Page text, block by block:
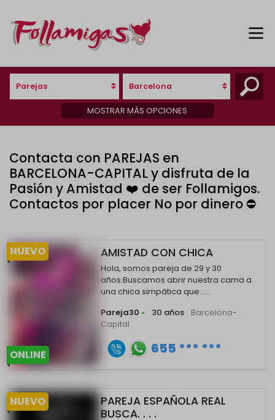
Parejas Barcelona
MOSTRAR MÁS OPCIONES
Contacta con PAREJAS en
BARCELONA-CAPITAL y disfruta de la
Pasión y Amistad ❤️ de ser Follamigos.
Contactos por placer No por dinero ⛔
NUEVO
ONLINE
AMISTAD CON CHICA
Hola, somos pareja de 29 y 30
años.Buscamos abrir nuestra cama a
una chica simpática que......
Pareja30 • 30 años
Barcelona-
Capital
655 *** ***
NUEVO
PAREJA ESPAÑOLA REAL
BUSCA. . . .